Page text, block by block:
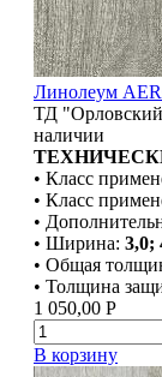
Линолеум
ТД
наличии
• Класс
• Класс
•
• Ширина: 3,0;
• Общая
• Толщина
1 050,00 Р
В корзину